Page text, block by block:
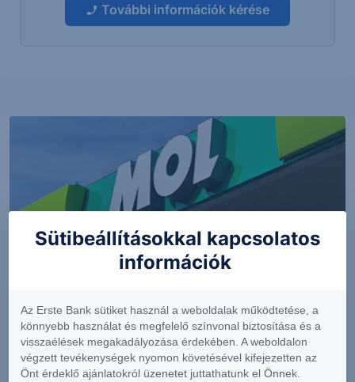
További információk kérése
Erős lett a MOL második negyedéve
Sütibeállításokkal kapcsolatos
információk
Az Erste Bank sütiket használ a weboldalak működtetése, a
könnyebb használat és megfelelő színvonal biztosítása és a
visszaélések megakadályozása érdekében. A weboldalon
végzett tevékenységek nyomon követésével kifejezetten az
Önt érdeklő ajánlatokról üzenetet juttathatunk el Önnek.